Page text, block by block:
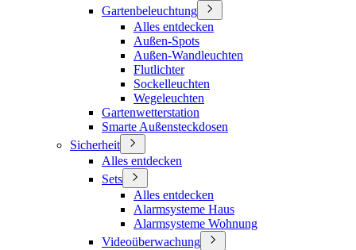
Gartenbeleuchtung
Alles entdecken
Außen-Spots
Außen-Wandleuchten
Flutlichter
Sockelleuchten
Wegeleuchten
Gartenwetterstation
Smarte Außensteckdosen
Sicherheit
Alles entdecken
Sets
Alles entdecken
Alarmsysteme Haus
Alarmsysteme Wohnung
Videoüberwachung